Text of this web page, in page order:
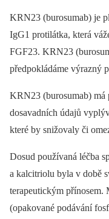
KRN23 (burosumab) je
IgG1 protilátka, která
FGF23. KRN23
předpokládáme výrazný
KRN23 (burosumab) má
dosavadních údajů
které by snižovaly či
Dosud používaná léčba
a kalcitriolu byla v době
terapeutickým přínosem.
(opakované podávání